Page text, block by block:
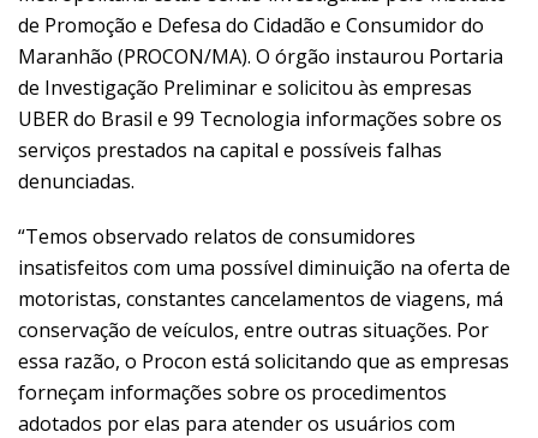
de Promoção e Defesa do Cidadão e Consumidor do
Maranhão (PROCON/MA). O órgão instaurou Portaria
de Investigação Preliminar e solicitou às empresas
UBER do Brasil e 99 Tecnologia informações sobre os
serviços prestados na capital e possíveis falhas
denunciadas.
“Temos observado relatos de consumidores
insatisfeitos com uma possível diminuição na oferta de
motoristas, constantes cancelamentos de viagens, má
conservação de veículos, entre outras situações. Por
essa razão, o Procon está solicitando que as empresas
forneçam informações sobre os procedimentos
adotados por elas para atender os usuários com